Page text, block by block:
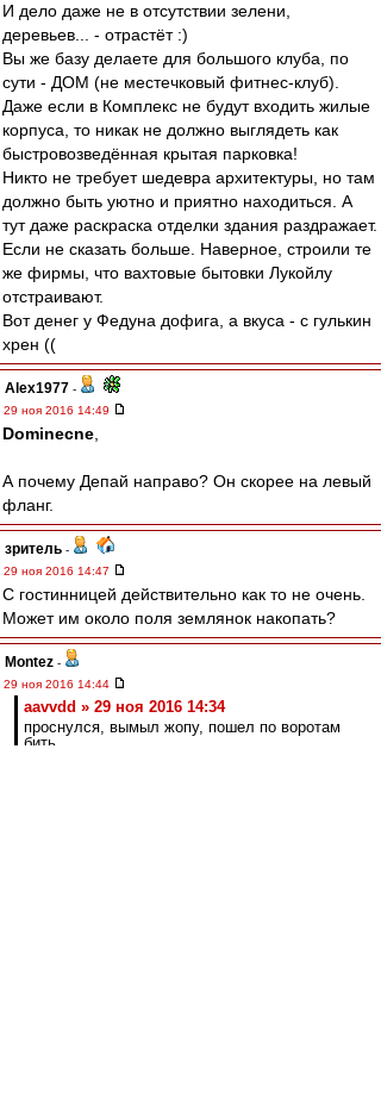
И дело даже не в отсутствии зелени,
деревьев... - отрастёт :)
Вы же базу делаете для большого клуба, по
сути - ДОМ (не местечковый фитнес-клуб).
Даже если в Комплекс не будут входить жилые
корпуса, то никак не должно выглядеть как
быстровозведённая крытая парковка!
Никто не требует шедевра архитектуры, но там
должно быть уютно и приятно находиться. А
тут даже раскраска отделки здания раздражает.
Если не сказать больше. Наверное, строили те
же фирмы, что вахтовые бытовки Лукойлу
отстраивают.
Вот денег у Федуна дофига, а вкуса - с гулькин
хрен ((
Alex1977 -
29 ноя 2016 14:49
Dominecne
А почему Депай направо? Он скорее на левый
фланг.
зpитель -
29 ноя 2016 14:47
С гостинницей действительно как то не очень.
Может им около поля землянок накопать?
Montez -
29 ноя 2016 14:44
aavvdd » 29 ноя 2016 14:34
проснулся, вымыл жопу, пошел по воротам
бить